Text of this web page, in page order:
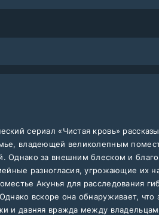
сериал «Чистая кровь»
владеющей великолепным
Однако за внешним блеском и
разногласия, угрожающие их
Акунья для расследования
вскоре она обнаруживает, что
и давняя вражда между